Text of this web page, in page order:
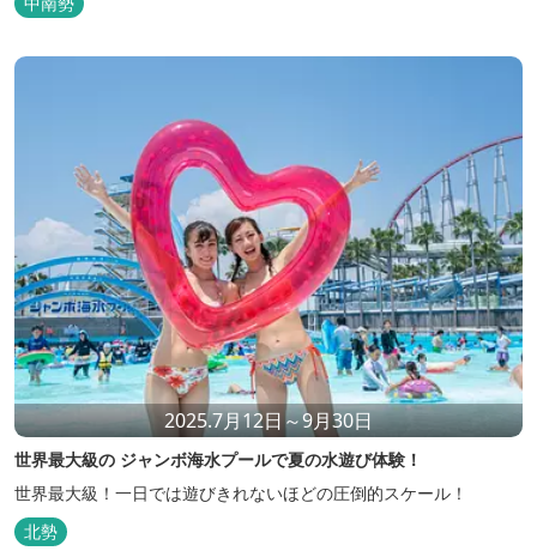
2025.7月12日～9月30日
世界最大級の ジャンボ海水プールで夏の水遊び体験！
世界最大級！一日では遊びきれないほどの圧倒的スケール！
北勢